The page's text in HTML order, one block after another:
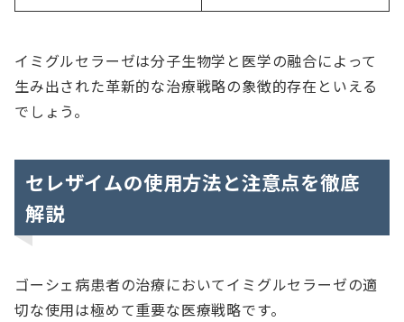
イミグルセラーゼは分子生物学と医学の融合によって
生み出された革新的な治療戦略の象徴的存在といえる
でしょう。
セレザイムの使用方法と注意点を徹底
解説
ゴーシェ病患者の治療においてイミグルセラーゼの適
切な使用は極めて重要な医療戦略です。